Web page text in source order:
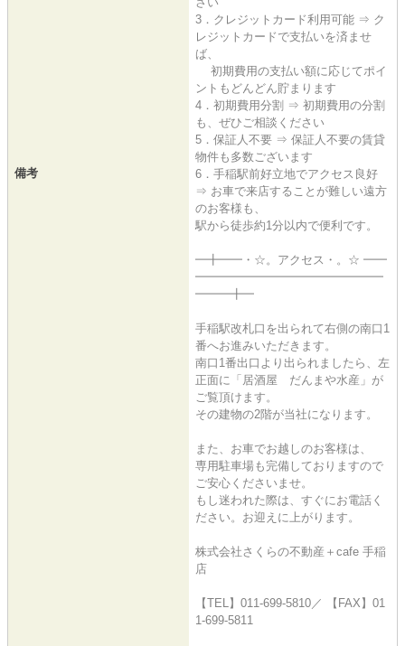
備考
3．クレジットカード利用可能 ⇒ ク
レジットカードで支払いを済ませ
ば、
初期費用の支払い額に応じてポイ
ントもどんどん貯まります
4．初期費用分割 ⇒ 初期費用の分割
も、ぜひご相談ください
5．保証人不要 ⇒ 保証人不要の賃貸
物件も多数ございます
6．手稲駅前好立地でアクセス良好
⇒ お車で来店することが難しい遠方
のお客様も、
駅から徒歩約1分以内で便利です。
━╋━━・☆。アクセス・。☆ ━━
━━━━━━━━━━━━━━━━
━━━╋━
手稲駅改札口を出られて右側の南口1
番へお進みいただきます。
南口1番出口より出られましたら、左
正面に「居酒屋 だんまや水産」が
ご覧頂けます。
その建物の2階が当社になります。
また、お車でお越しのお客様は、
専用駐車場も完備しておりますので
ご安心くださいませ。
もし迷われた際は、すぐにお電話く
ださい。お迎えに上がります。
株式会社さくらの不動産＋cafe 手稲
店
【TEL】011-699-5810／ 【FAX】01
1-699-5811